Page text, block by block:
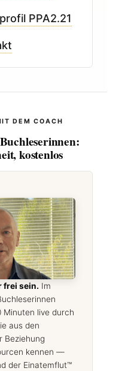
PPA2.21
DEM COACH
kostenlos
frei sein. Im
Minuten live durch
aus den
Beziehung
kennen —
der Einatemflut™